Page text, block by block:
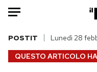
HOME
QUESTO ARTICOLO
POSTIT Lunedì 28